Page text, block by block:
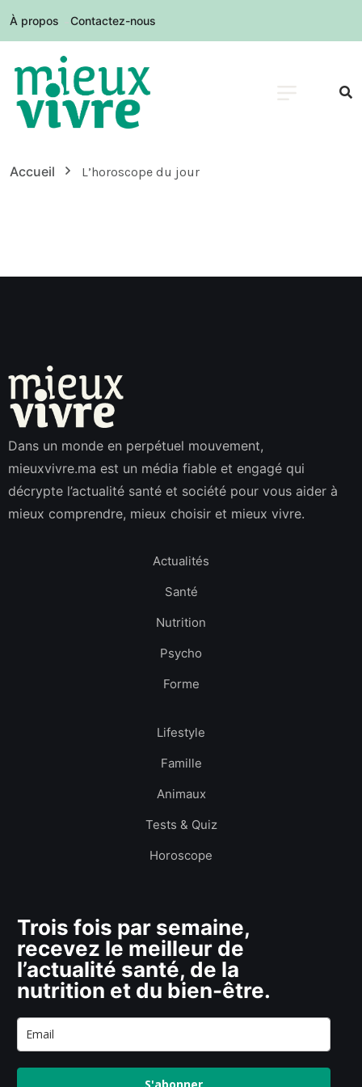
À propos Contactez-nous
Accueil L’horoscope du jour
Dans un monde en perpétuel mouvement,
mieuxvivre.ma est un média fiable et engagé qui
décrypte l’actualité santé et société pour vous aider à
mieux comprendre, mieux choisir et mieux vivre.
Actualités
Santé
Nutrition
Psycho
Forme
Lifestyle
Famille
Animaux
Tests & Quiz
Horoscope
Trois fois par semaine,
recevez le meilleur de
l’actualité santé, de la
nutrition et du bien-être.
S'abonner